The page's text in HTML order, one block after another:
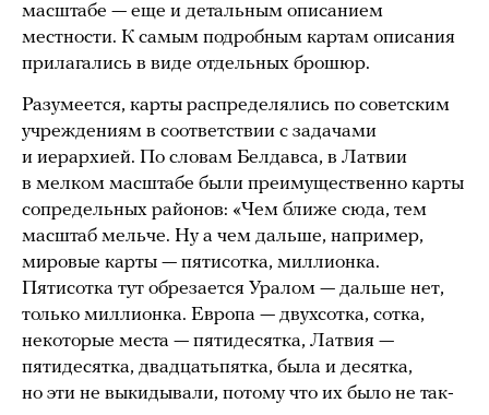
масштабе — еще и детальным описанием
местности. К самым подробным картам описания
прилагались в виде отдельных брошюр.
Разумеется, карты распределялись по советским
учреждениям в соответствии с задачами
и иерархией. По словам Белдавса, в Латвии
в мелком масштабе были преимущественно карты
сопредельных районов: «Чем ближе сюда, тем
масштаб мельче. Ну а чем дальше, например,
мировые карты — пятисотка, миллионка.
Пятисотка тут обрезается Уралом — дальше нет,
только миллионка. Европа — двухсотка, сотка,
некоторые места — пятидесятка, Латвия —
пятидесятка, двадцатьпятка, была и десятка,
но эти не выкидывали, потому что их было не так-